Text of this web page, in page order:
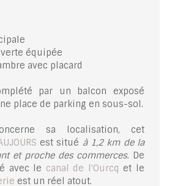
équipée
avec placard
par un balcon exposé
place de parking en sous-sol.
sa localisation, cet
est situé à 1,2 km de la
et proche des commerces. De
avec le canal de l'Ourcq et le
est un réel atout.